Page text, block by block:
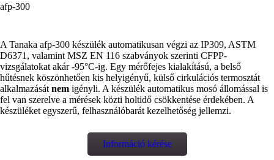
afp-300
A Tanaka afp-300 készülék automatikusan végzi az IP309, ASTM
D6371, valamint MSZ EN 116 szabványok szerinti CFPP-
vizsgálatokat akár -95°C-ig. Egy mérőfejes kialakítású, a belső
hűtésnek köszönhetően kis helyigényű, külső cirkulációs termosztát
alkalmazását nem igényli. A készülék automatikus mosó állomással is
fel van szerelve a mérések közti holtidő csökkentése érdekében. A
készüléket egyszerű, felhasználóbarát kezelhetőség jellemzi.
Információ kérése